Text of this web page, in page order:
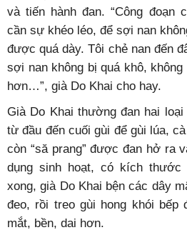
và tiến hành đan. “Công đoạn
cần sự khéo léo, để sợi nan
được quá dày. Tôi chẻ nan đến
sợi nan không bị quá khô,
hơn…”, già Do Khai cho hay.
Già Do Khai thường đan hai
từ đầu đến cuối gùi để gùi lúa,
còn “să prang” được đan hở ra
dụng sinh hoạt, có kích thước
xong, già Do Khai bện các dây
đeo, rồi treo gùi hong khói bếp
mắt, bền, dai hơn.